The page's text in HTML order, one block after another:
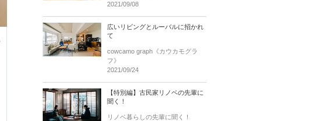
2021/09/08
広いリビングとルーバルに招かれ
て
cowcamo graph《カウカモグラ
フ》
2021/09/24
【特別編】古民家リノベの先輩に
聞く！
リノベ暮らしの先輩に聞く！